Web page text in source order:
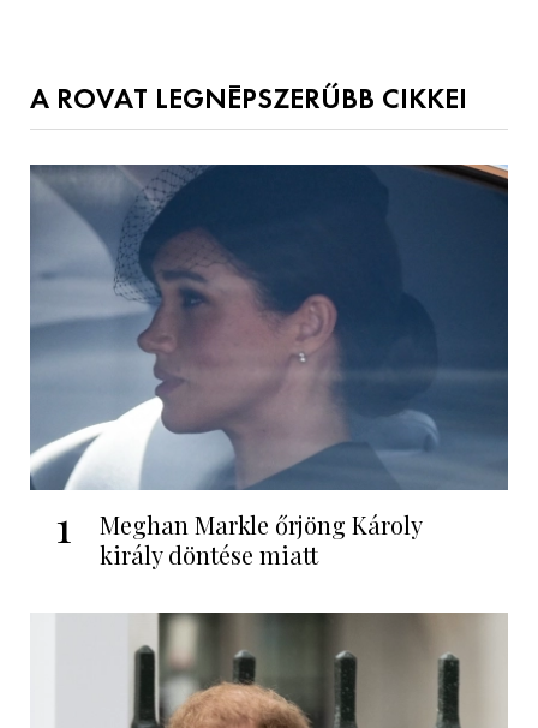
A ROVAT LEGNÉPSZERŰBB CIKKEI
1
Meghan Markle őrjöng Károly
király döntése miatt